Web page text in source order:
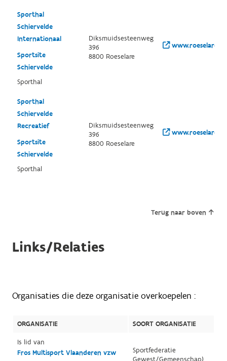
Sporthal
Schiervelde
Internationaal
Sportsite
Schiervelde
Sporthal
Diksmuidsesteenweg
396
8800 Roeselare
Sporthal
Schiervelde
Recreatief
Sportsite
Schiervelde
Sporthal
Diksmuidsesteenweg
396
8800 Roeselare
Terug naar boven
Links/Relaties
Organisaties die deze organisatie overkoepelen :
ORGANISATIE
SOORT ORGANISATIE
Is lid van
Fros Multisport Vlaanderen vzw
Sportfederatie